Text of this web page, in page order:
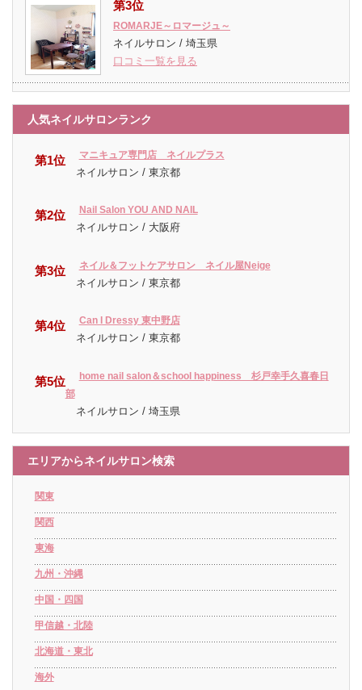
第3位
ROMARJE～ロマージュ～
ネイルサロン / 埼玉県
口コミ一覧を見る
人気ネイルサロンランク
第1位 マニキュア専門店 ネイルプラス
ネイルサロン / 東京都
第2位 Nail Salon YOU AND NAIL
ネイルサロン / 大阪府
第3位 ネイル＆フットケアサロン ネイル屋Neige
ネイルサロン / 東京都
第4位 Can I Dressy 東中野店
ネイルサロン / 東京都
第5位
home nail salon＆school happiness 杉戸幸手久喜春日
部
ネイルサロン / 埼玉県
エリアからネイルサロン検索
関東
関西
東海
九州・沖縄
中国・四国
甲信越・北陸
北海道・東北
海外